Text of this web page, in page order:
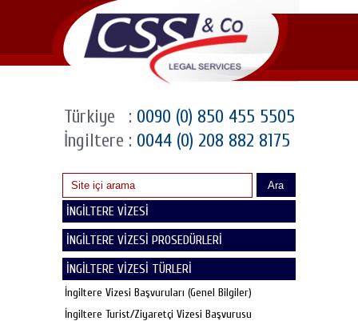
Türkiye : 0090 (0) 850 455 5505
İngiltere : 0044 (0) 208 882 8175
Ara
İNGİLTERE VİZESİ
İNGİLTERE VİZESİ PROSEDÜRLERİ
İNGİLTERE VİZESİ TÜRLERİ
İngiltere Vizesi Başvuruları (Genel Bilgiler)
İngiltere Turist/Ziyaretçi Vizesi Başvurusu